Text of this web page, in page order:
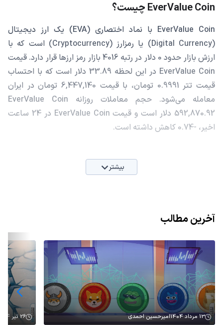
EverValue Coin چیست؟
EverValue Coin با نماد اختصاری (EVA) یک ارز دیجیتال
(Digital Currency) یا رمزارز (Cryptocurrency) است که با
ارزش بازار حدود 0 دلار در رتبه 4016 بازار رمز ارزها قرار دارد. قیمت
EverValue Coin در این لحظه 33.89 دلار است که با احتساب
قیمت تتر 0.9991 تومان، با قیمت 6,447,140 تومان در ایران
معامله می‌شود. حجم معاملات روزانه EverValue Coin
592,870.92 دلار است و قیمت EverValue Coin در 24 ساعت
اخیر، -0.74 کاهش داشته است.
بیشتر
آخرین مطالب
13 مرداد 1404 امیرحسین احمدی 26 تیر 1404